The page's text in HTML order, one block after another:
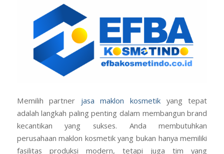
Memilih partner jasa maklon kosmetik yang tepat
adalah langkah paling penting dalam membangun brand
kecantikan yang sukses. Anda membutuhkan
perusahaan maklon kosmetik yang bukan hanya memiliki
fasilitas produksi modern, tetapi juga tim yang